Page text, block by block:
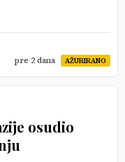
pre 2 dana AŽURIRANO
osudio